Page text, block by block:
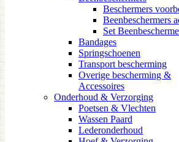
Beschermers
Beenbeschermers
Set
Bandages
Springschoenen
Transport bescherming
Overige bescherming &
Accessoires
Onderhoud & Verzorging
Poetsen & Vlechten
Wassen Paard
Lederonderhoud